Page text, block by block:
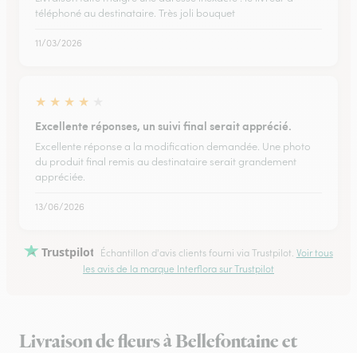
téléphoné au destinataire. Très joli bouquet
11/03/2026
★ ★ ★ ★
Excellente réponses, un suivi final serait apprécié.
Excellente réponse a la modification demandée. Une photo
du produit final remis au destinataire serait grandement
appréciée.
13/06/2026
Trustpilot Échantillon d'avis clients fourni via Trustpilot. Voir tous
les avis de la marque Interflora sur Trustpilot
Livraison de fleurs à Bellefontaine et